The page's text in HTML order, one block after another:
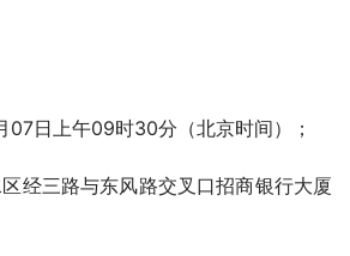
07日上午09时30分（北京时间）；
经三路与东风路交叉口招商银行大厦